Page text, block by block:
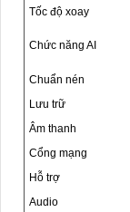
Tốc độ xoay
Chức năng AI
Chuẩn nén
Lưu trữ
Âm thanh
Cổng mạng
Hỗ trợ
Audio